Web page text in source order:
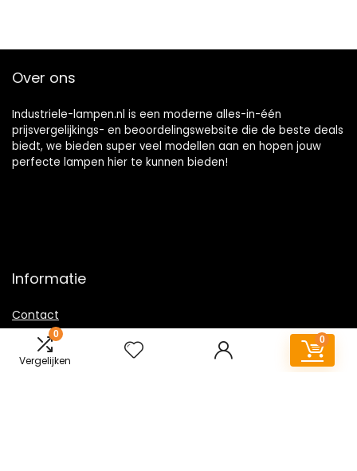
0
Vergelijken
0
Over ons
Industriele-lampen.nl is een moderne alles-in-één
prijsvergelijkings- en beoordelingswebsite die de beste deals
biedt, we bieden super veel modellen aan en hopen jouw
perfecte lampen hier te kunnen bieden!
Informatie
Contact
Klantenservice
Over ons